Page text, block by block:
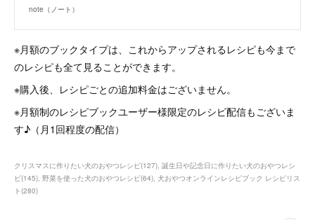
note（ノート）
※月額のブックタイプは、これからアップされるレシピも今まで
のレシピも全て見ることができます。
※購入後、レシピごとの追加料金はございません。
※月額制のレシピブックユーザー様限定のレシピ配信もございま
す♪（月1回程度の配信）
クリスマスに作りたい犬のおやつレシピ(127) 誕生日や記念日に作りたい犬のおやつレシ
ピ(145) 野菜を使った犬のおやつレシピ(64) 犬おやつオンラインレシピブック レシピリス
ト(280)